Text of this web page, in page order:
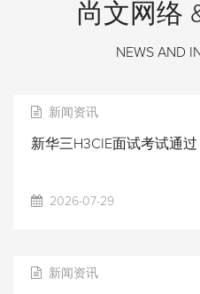
尚文网络
NEWS AND
新闻资讯
新华三H3CIE面试考试通
2026-07-29
新闻资讯